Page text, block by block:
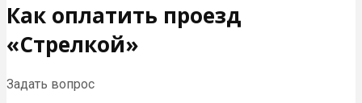
Как оплатить проезд
«Стрелкой»
Задать вопрос